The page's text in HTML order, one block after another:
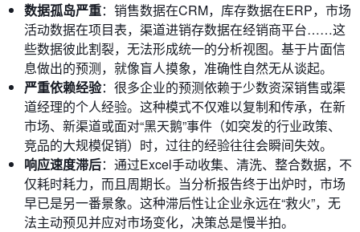
数据孤岛严重：销售数据在CRM，库存数据在ERP，市场
活动数据在项目表，渠道进销存数据在经销商平台……这
些数据彼此割裂，无法形成统一的分析视图。基于片面信
息做出的预测，就像盲人摸象，准确性自然无从谈起。
严重依赖经验：很多企业的预测依赖于少数资深销售或渠
道经理的个人经验。这种模式不仅难以复制和传承，在新
市场、新渠道或面对“黑天鹅”事件（如突发的行业政策、
竞品的大规模促销）时，过往的经验往往会瞬间失效。
响应速度滞后：通过Excel手动收集、清洗、整合数据，不
仅耗时耗力，而且周期长。当分析报告终于出炉时，市场
早已是另一番景象。这种滞后性让企业永远在“救火”，无
法主动预见并应对市场变化，决策总是慢半拍。